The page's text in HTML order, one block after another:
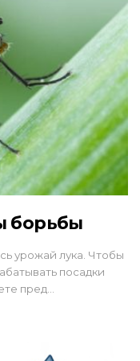
борьбы
урожай лука. Чтобы
посадки
пред…